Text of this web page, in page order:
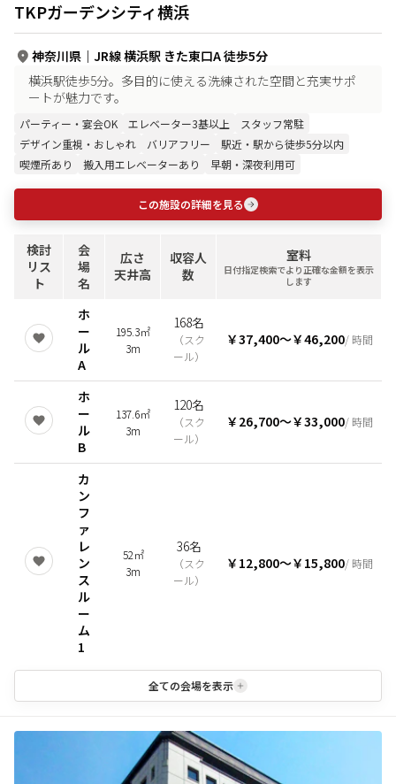
TKPガーデンシティ横浜
神奈川県 ｜ JR線 横浜駅 きた東口A 徒歩5分
横浜駅徒歩5分。多目的に使える洗練された空間と充実サポ
ートが魅力です。
パーティー・宴会OK エレベーター3基以上
スタッフ常駐
デザイン重視・おしゃれ
バリアフリー
駅近・駅から徒歩5分以内
喫煙所あり
搬入用エレベーターあり 早朝・深夜利用可
この施設の詳細を見る
検討
リス
ト
会
場
名
広さ
天井高
収容人
数
室料
日付指定検索でより正確な金額を表示
します
ホ
ー
ル
A
195.3㎡
3m
168名
（スク
ール）
￥37,400〜￥46,200/ 時間
ホ
ー
ル
B
137.6㎡
3m
120名
（スク
ール）
￥26,700〜￥33,000/ 時間
カ
ン
フ
ァ
レ
ン
ス
ル
ー
ム
1
52㎡
3m
36名
（スク
ール）
￥12,800〜￥15,800/ 時間
全ての会場を表示